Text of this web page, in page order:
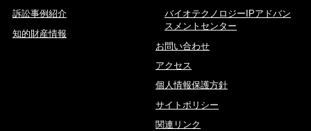
訴訟事例紹介
知的財産情報
バイオテクノロジーIPアドバン
スメントセンター
お問い合わせ
アクセス
個人情報保護方針
サイトポリシー
関連リンク